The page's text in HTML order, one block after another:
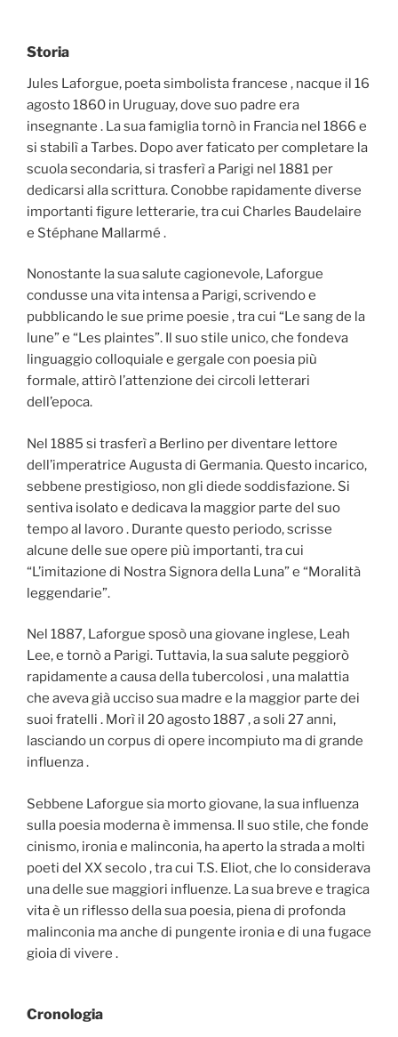
Storia
Jules Laforgue, poeta simbolista francese , nacque il 16
agosto 1860 in Uruguay, dove suo padre era
insegnante . La sua famiglia tornò in Francia nel 1866 e
si stabilì a Tarbes. Dopo aver faticato per completare la
scuola secondaria, si trasferì a Parigi nel 1881 per
dedicarsi alla scrittura. Conobbe rapidamente diverse
importanti figure letterarie, tra cui Charles Baudelaire
e Stéphane Mallarmé .
Nonostante la sua salute cagionevole, Laforgue
condusse una vita intensa a Parigi, scrivendo e
pubblicando le sue prime poesie , tra cui “Le sang de la
lune” e “Les plaintes”. Il suo stile unico, che fondeva
linguaggio colloquiale e gergale con poesia più
formale, attirò l’attenzione dei circoli letterari
dell’epoca.
Nel 1885 si trasferì a Berlino per diventare lettore
dell’imperatrice Augusta di Germania. Questo incarico,
sebbene prestigioso, non gli diede soddisfazione. Si
sentiva isolato e dedicava la maggior parte del suo
tempo al lavoro . Durante questo periodo, scrisse
alcune delle sue opere più importanti, tra cui
“L’imitazione di Nostra Signora della Luna” e “Moralità
leggendarie”.
Nel 1887, Laforgue sposò una giovane inglese, Leah
Lee, e tornò a Parigi. Tuttavia, la sua salute peggiorò
rapidamente a causa della tubercolosi , una malattia
che aveva già ucciso sua madre e la maggior parte dei
suoi fratelli . Morì il 20 agosto 1887 , a soli 27 anni,
lasciando un corpus di opere incompiuto ma di grande
influenza .
Sebbene Laforgue sia morto giovane, la sua influenza
sulla poesia moderna è immensa. Il suo stile, che fonde
cinismo, ironia e malinconia, ha aperto la strada a molti
poeti del XX secolo , tra cui T.S. Eliot, che lo considerava
una delle sue maggiori influenze. La sua breve e tragica
vita è un riflesso della sua poesia, piena di profonda
malinconia ma anche di pungente ironia e di una fugace
gioia di vivere .
Cronologia